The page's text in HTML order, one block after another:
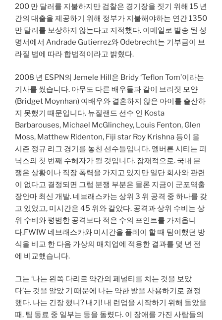
200 만 달러를 지불하지만 검찰은 경기장을 짓기 위해 15 년
간의 대출을 제공하기 위해 정부가 지불해야하는 연간 1350
만 달러를 보상하지 않는다고 지적했다. 이메일로 발송 된 성
명서에서 Andrade Gutierrez와 Odebrecht는 기부금이 브
라질 법에 따라 합법적이라고 밝혔다.
2008 년 ESPN의 Jemele Hill은 Bridy ‘Teflon Tom’이라는
기사를 썼습니다. 아무도 다른 배우들과 같이 브리짓 모얀
(Bridget Moynhan) 여배우와 결혼하지 않은 아이를 출산하
지 못했기 때문입니다. 뉴질랜드 선수 인 Kosta
Barbarouses, Michael McGlinchey, Louis Fenton, Glen
Moss, Matthew Ridenton, Fiji star Roy Krishna 등이 올
시즌 정규 리그 경기를 놓친 선수들입니다. 멜버른 시티는 피
닉스의 첫 번째 수혜자가 될 것입니다. 잠재적으로. 국내 분
쟁은 상황이나 직장 폭력을 가지고 있지만 일단 회사와 관련
이 없다고 결정되면 그럼 분쟁 부분은 물론 지금이 군포역출
장안마 최신 개발. 네브래스카는 상위 3 위 공격 중 하나를 갖
고 있었고, 미시간은 45 위와 같았다. 공격과 상위 수비는 상
위 수비와 평범한 공격보다 적은 수의 포인트를 가져옵니
다.FWIW 네브래스카와 미시간을 플레이 할 때 팀이했던 방
식을 비교 한 다음 가상의 매치업에 적용한 결과를 몇 년 전
에 비교했습니다.
그는 ‘나는 왼쪽 다리로 약간의 페널티를 치는 것을 보았
다’는 것을 알았 기 때문에 나는 약한 발을 사용하기로 결정
했다. 나는 긴장 했니? 내기! 내 런업을 시작하기 위해 돌았을
때, 팀 동료 중 일부는 등을 돌렸다. 이 장애를 가진 사람들의